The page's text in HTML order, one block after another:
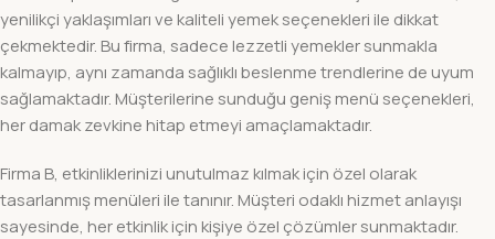
yenilikçi yaklaşımları ve kaliteli yemek seçenekleri ile dikkat
çekmektedir. Bu firma, sadece lezzetli yemekler sunmakla
kalmayıp, aynı zamanda sağlıklı beslenme trendlerine de uyum
sağlamaktadır. Müşterilerine sunduğu geniş menü seçenekleri,
her damak zevkine hitap etmeyi amaçlamaktadır.
Firma B, etkinliklerinizi unutulmaz kılmak için özel olarak
tasarlanmış menüleri ile tanınır. Müşteri odaklı hizmet anlayışı
sayesinde, her etkinlik için kişiye özel çözümler sunmaktadır.